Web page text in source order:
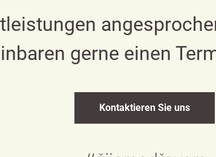
gerne einen
Kontaktieren Sie uns
Deutsch